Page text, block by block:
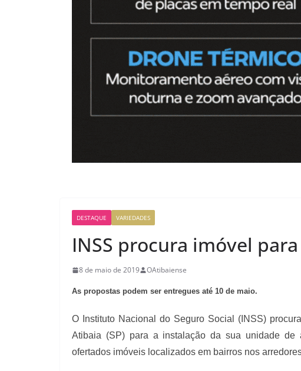
DESTAQUE VARIEDADES
INSS procura imóvel
8 de maio de 2019 OAtibaiense
As propostas podem ser entregues até 10 de maio.
O Instituto Nacional do Seguro Social (INSS)
Atibaia (SP) para a instalação da sua unidade de
ofertados imóveis localizados em bairros nos